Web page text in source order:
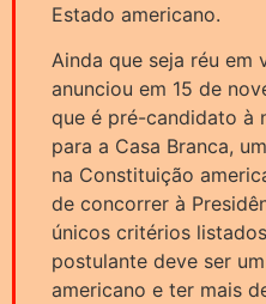
Estado americano.
Ainda que seja réu em
anunciou em 15 de
que é pré-candidato à
para a Casa Branca,
na Constituição
de concorrer à
únicos critérios
postulante deve ser
americano e ter mais